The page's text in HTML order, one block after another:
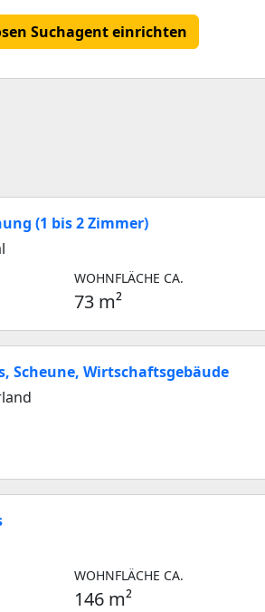
Suchagent einrichten
(1 bis 2 Zimmer)
WOHNFLÄCHE CA.
73 m²
Scheune, Wirtschaftsgebäude
WOHNFLÄCHE CA.
146 m²